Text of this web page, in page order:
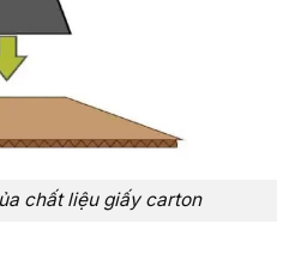
chất liệu giấy carton